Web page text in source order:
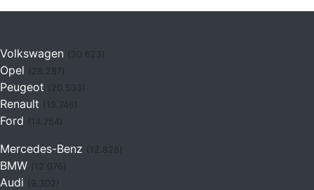
Volkswagen (30.623)
Opel
Peugeot
Renault (19.746)
Ford (14.754)
Mercedes-Benz
BMW (12.076)
Audi